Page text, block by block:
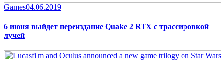
Category
GamesPosted
04.06.2019
6 июня выйдет переиздание Quake 2 RTX с трассировкой
лучей